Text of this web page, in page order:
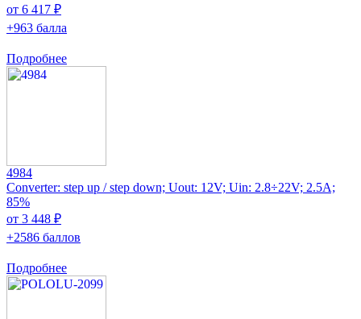
от 6 417 ₽
+963 балла
Подробнее
4984
Converter: step up / step down; Uout: 12V; Uin: 2.8÷22V; 2.5A;
85%
от 3 448 ₽
+2586 баллов
Подробнее